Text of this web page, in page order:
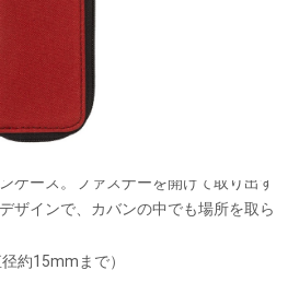
ケース。ファスナーを開けて取り出す
ザインで、カバンの中でも場所を取ら
約15mmまで）